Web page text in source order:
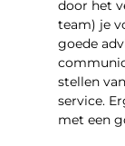
door het
team) je
goede
stellen
service.
met een